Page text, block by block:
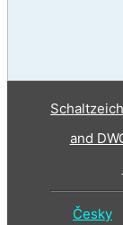
and
Česky